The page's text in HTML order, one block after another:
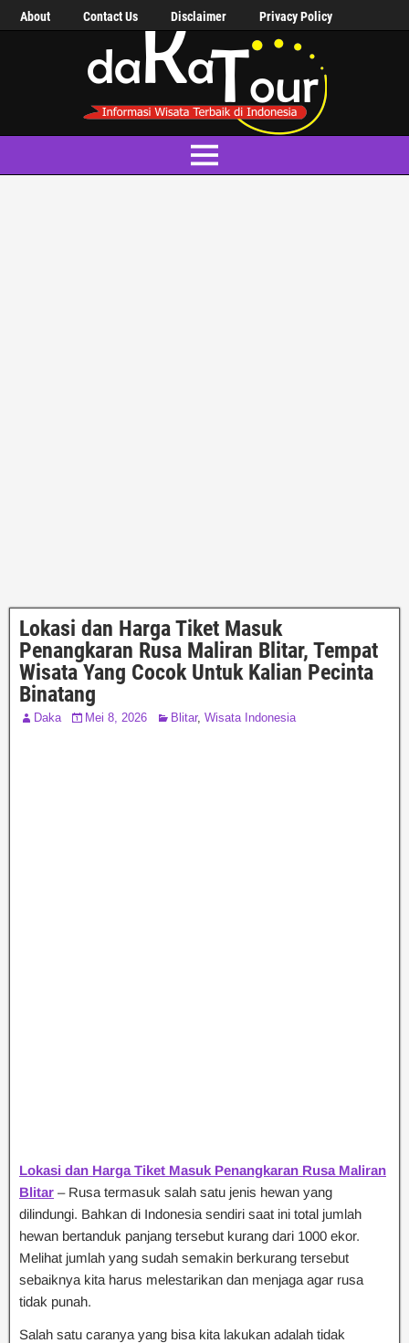
About Contact Us Disclaimer Privacy Policy
Lokasi dan Harga Tiket Masuk
Penangkaran Rusa Maliran Blitar, Tempat
Wisata Yang Cocok Untuk Kalian Pecinta
Binatang
Daka Mei 8, 2026 Blitar, Wisata Indonesia
Lokasi dan Harga Tiket Masuk Penangkaran Rusa Maliran
Blitar – Rusa termasuk salah satu jenis hewan yang
dilindungi. Bahkan di Indonesia sendiri saat ini total jumlah
hewan bertanduk panjang tersebut kurang dari 1000 ekor.
Melihat jumlah yang sudah semakin berkurang tersebut
sebaiknya kita harus melestarikan dan menjaga agar rusa
tidak punah.
Salah satu caranya yang bisa kita lakukan adalah tidak